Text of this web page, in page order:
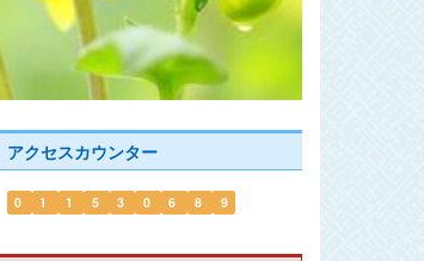
アクセスカウンター
0 1 1 5 3 0 6 8 9